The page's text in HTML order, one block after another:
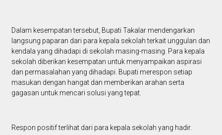
Dalam kesempatan tersebut, Bupati Takalar mendengarkan
langsung paparan dari para kepala sekolah terkait unggulan dan
kendala yang dihadapi di sekolah masing-masing. Para kepala
sekolah diberikan kesempatan untuk menyampaikan aspirasi
dan permasalahan yang dihadapi. Bupati merespon setiap
masukan dengan hangat dan memberikan arahan serta
gagasan untuk mencari solusi yang tepat.
Respon positif terlihat dari para kepala sekolah yang hadir.